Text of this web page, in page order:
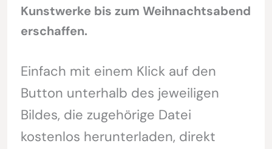
Kunstwerke bis zum Weihnachtsabend
erschaffen.
Einfach mit einem Klick auf den
Button unterhalb des jeweiligen
Bildes, die zugehörige Datei
kostenlos herunterladen, direkt